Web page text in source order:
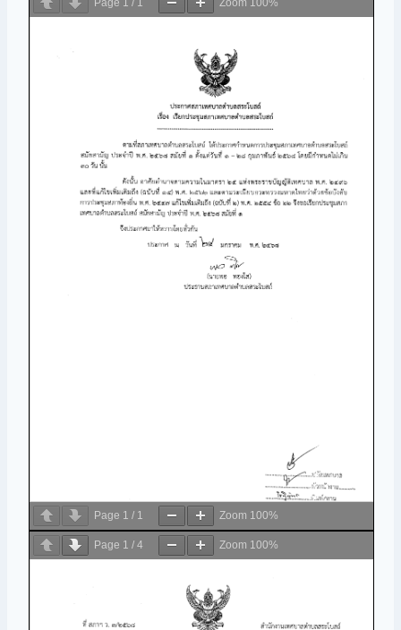
Page 1 / 1 Zoom 100%
Page 1 / 1 Zoom 100%
Page 1 / 4 Zoom 100%